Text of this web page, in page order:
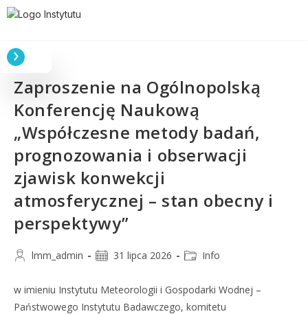
Zaproszenie na Ogólnopolską
Konferencję Naukową
„Współczesne metody badań,
prognozowania i obserwacji
zjawisk konwekcji
atmosferycznej – stan obecny i
perspektywy”
lmm_admin 31 lipca 2026 Info
w imieniu Instytutu Meteorologii i Gospodarki Wodnej –
Państwowego Instytutu Badawczego, komitetu